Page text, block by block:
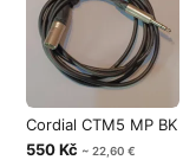
Cordial CTM5 MP BK
550 Kč ~ 22,60 €